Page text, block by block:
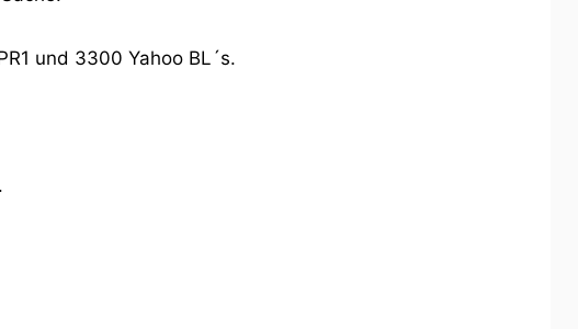
und 3300 Yahoo BL´s.